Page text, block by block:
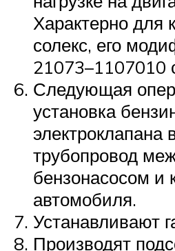
Характерно для
солекс, его
21073–1107010
Следующая
установка
электроклапана
трубопровод
бензонасосом и
автомобиля.
Устанавливают
Производят